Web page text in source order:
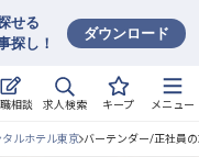
せる
探し！
ダウンロード
相談 求人検索 キープ メニュー
ルホテル東京 バーテンダー/正社員の